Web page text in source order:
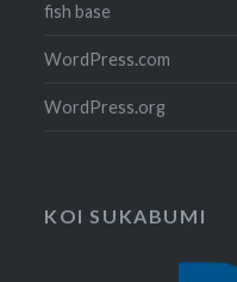
fish base
WordPress.com
WordPress.org
KOI SUKABUMI